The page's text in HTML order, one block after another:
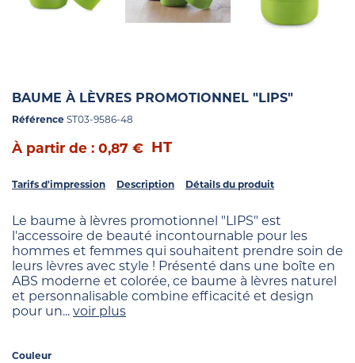
BAUME À LÈVRES PROMOTIONNEL "LIPS"
Référence ST03-9586-48
À partir de : 0,87 € HT
Tarifs d'impression Description Détails du produit
Le baume à lèvres promotionnel "LIPS" est
l'accessoire de beauté incontournable pour les
hommes et femmes qui souhaitent prendre soin de
leurs lèvres avec style ! Présenté dans une boîte en
ABS moderne et colorée, ce baume à lèvres naturel
et personnalisable combine efficacité et design
pour un... voir plus
Couleur